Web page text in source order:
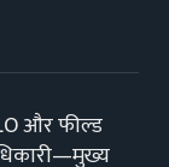
और फील्ड